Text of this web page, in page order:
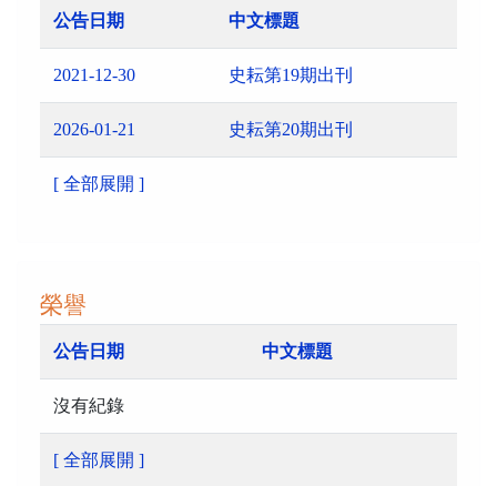
公告日期 中文標題
2021-12-30 史耘第19期出刊
2026-01-21 史耘第20期出刊
[ 全部展開 ]
榮譽
公告日期 中文標題
沒有紀錄
[ 全部展開 ]